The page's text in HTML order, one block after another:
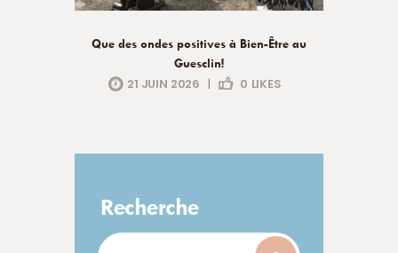
Que des ondes positives à Bien-Être au
Guesclin!
21 JUIN 2026 | 0 LIKES
Recherche
Rechercher :